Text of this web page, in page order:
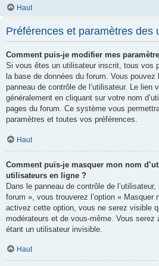
Haut
Préférences et paramètres des
Comment puis-je modifier mes
Si vous êtes un utilisateur inscrit, tous vos
la base de données du forum. Vous
panneau de contrôle de l’utilisateur. Le lien
généralement en cliquant sur votre nom
pages du forum. Ce système vous
paramètres et toutes vos préférences.
Haut
Comment puis-je masquer mon nom
utilisateurs en ligne ?
Dans le panneau de contrôle de
forum », vous trouverez l’option «
activez cette option, vous ne serez visible
modérateurs et de vous-même. Vous
étant un utilisateur invisible.
Haut